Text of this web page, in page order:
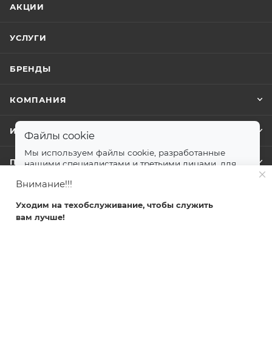
АКЦИИ
УСЛУГИ
БРЕНДЫ
КОМПАНИЯ
ИНФОРМАЦИЯ
ПОМОЩЬ
+7 499 372-04-62
Внимание!!!
Уходим на техобслуживание, чтобы служить
вам лучше!
Файлы cookie
Мы используем файлы cookie, разработанные
нашими специалистами и третьими лицами, для